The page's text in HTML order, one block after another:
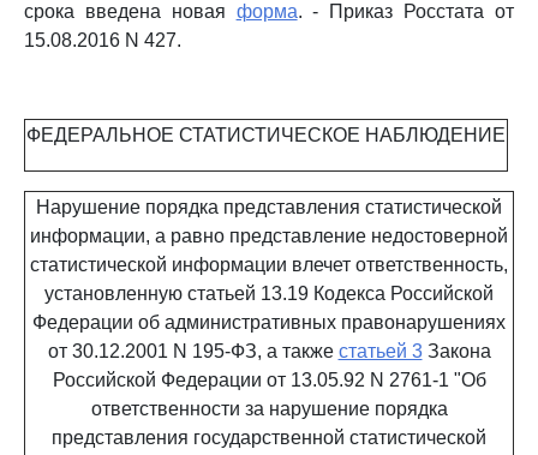
срока введена новая форма. - Приказ Росстата от
15.08.2016 N 427.
ФЕДЕРАЛЬНОЕ СТАТИСТИЧЕСКОЕ НАБЛЮДЕНИЕ
Нарушение порядка представления статистической
информации, а равно представление недостоверной
статистической информации влечет ответственность,
установленную статьей 13.19 Кодекса Российской
Федерации об административных правонарушениях
от 30.12.2001 N 195-ФЗ, а также статьей 3Закона
Российской Федерации от 13.05.92 N 2761-1 "Об
ответственности за нарушение порядка
представления государственной статистической